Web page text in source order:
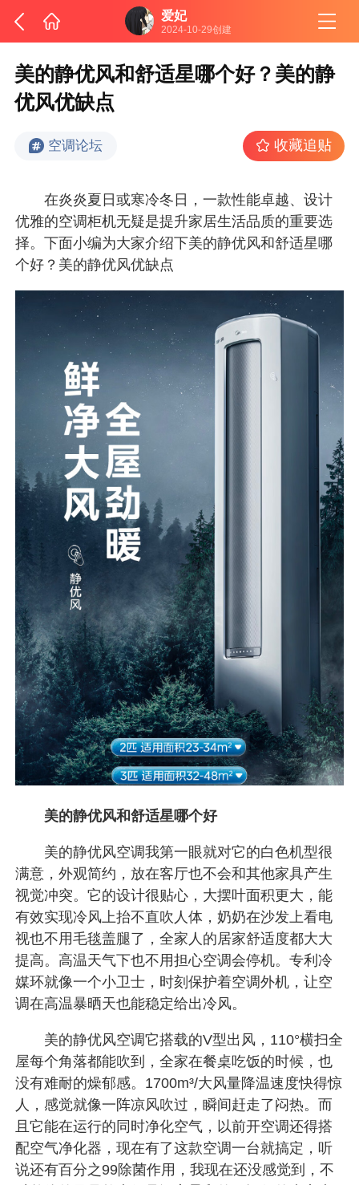
爱妃
2024-10-29创建
美的静优风和舒适星哪个好？美的静
优风优缺点
空调论坛 收藏追贴
在炎炎夏日或寒冷冬日，一款性能卓越、设计
优雅的空调柜机无疑是提升家居生活品质的重要选
择。下面小编为大家介绍下美的静优风和舒适星哪
个好？美的静优风优缺点
美的静优风和舒适星哪个好
美的静优风空调我第一眼就对它的白色机型很
满意，外观简约，放在客厅也不会和其他家具产生
视觉冲突。它的设计很贴心，大摆叶面积更大，能
有效实现冷风上抬不直吹人体，奶奶在沙发上看电
视也不用毛毯盖腿了，全家人的居家舒适度都大大
提高。高温天气下也不用担心空调会停机。专利冷
媒环就像一个小卫士，时刻保护着空调外机，让空
调在高温暴晒天也能稳定给出冷风。
美的静优风空调它搭载的V型出风，110°横扫全
屋每个角落都能吹到，全家在餐桌吃饭的时候，也
没有难耐的燥郁感。1700m³/大风量降温速度快得惊
人，感觉就像一阵凉风吹过，瞬间赶走了闷热。而
且它能在运行的同时净化空气，以前开空调还得搭
配空气净化器，现在有了这款空调一台就搞定，听
说还有百分之99除菌作用，我现在还没感觉到，不